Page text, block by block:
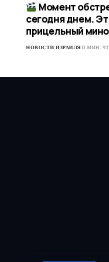
Момент
сегодня днем.
прицельный
НОВОСТИ ИЗРАИЛЯ 0 МИН.